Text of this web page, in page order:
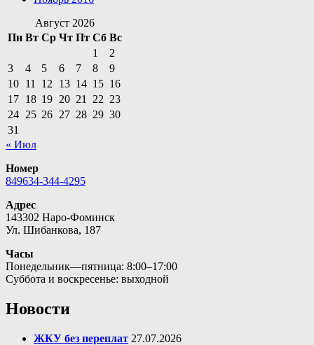
Август 2026
Пн Вт Ср Чт Пт Сб Вс
1
2
3
4 5 6 7 8
9
10 11 12 13 14 15 16
17 18 19 20 21 22 23
24 25 26 27 28 29 30
31
« Июл
Номер
849634-344-4295
Адрес
143302 Наро-Фоминск
Ул. Шибанкова, 187
Часы
Понедельник—пятница: 8:00–17:00
Суббота и воскресенье: выходной
Новости
ЖКУ без переплат 27.07.2026